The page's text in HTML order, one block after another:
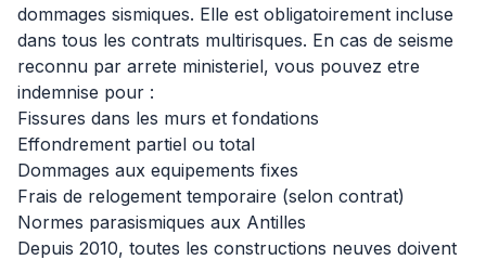
dommages sismiques. Elle est obligatoirement incluse
dans tous les contrats multirisques. En cas de seisme
reconnu par arrete ministeriel, vous pouvez etre
indemnise pour :
Fissures dans les murs et fondations
Effondrement partiel ou total
Dommages aux equipements fixes
Frais de relogement temporaire (selon contrat)
Normes parasismiques aux Antilles
Depuis 2010, toutes les constructions neuves doivent